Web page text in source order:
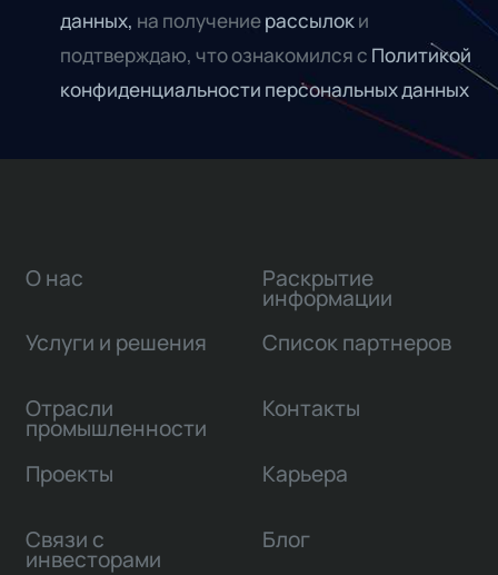
данных, на получениерассылоки
подтверждаю, что ознакомился с Политикой
конфиденциальности персональных данных
О нас
Услуги и решения
Отрасли
промышленности
Проекты
Связи с
инвесторами
Раскрытие
информации
Список партнеров
Контакты
Карьера
Блог